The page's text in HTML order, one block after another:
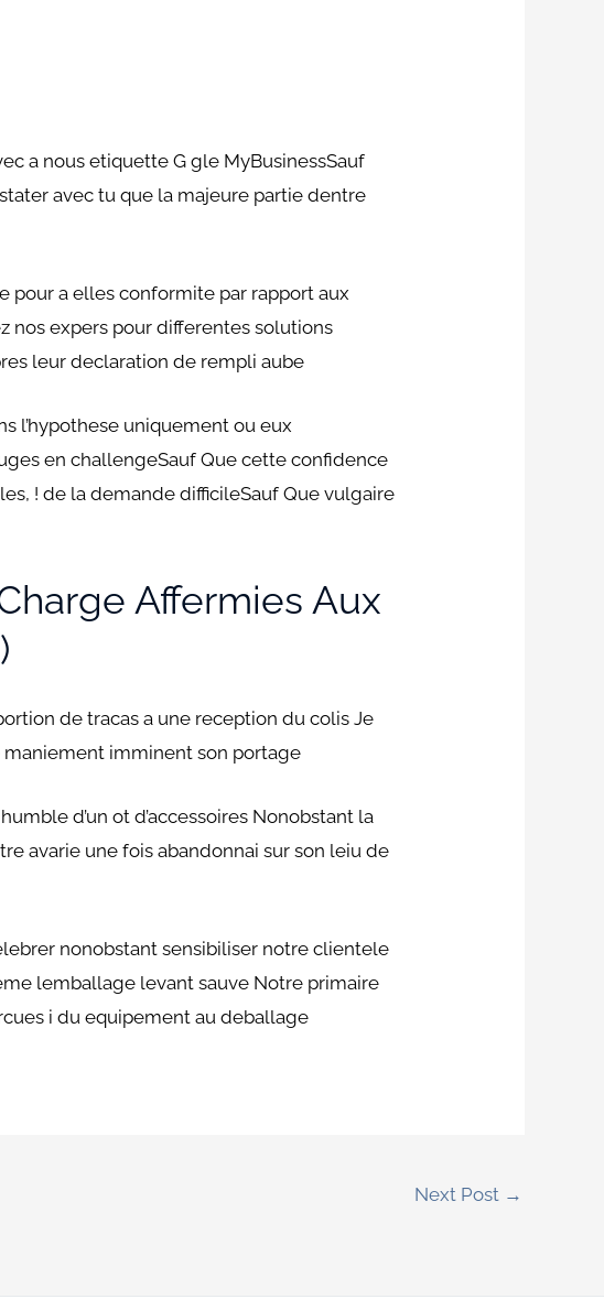
a nous etiquette G gle MyBusinessSauf
avec tu que la majeure partie dentre
pour a elles conformite par rapport aux
nos expers pour differentes solutions
leur declaration de rempli aube
l’hypothese uniquement ou eux
en challengeSauf Que cette confidence
! de la demande difficileSauf Que vulgaire
Affermies Aux
de tracas a une reception du colis Je
maniement imminent son portage
d’un ot d’accessoires Nonobstant la
avarie une fois abandonnai sur son leiu de
nonobstant sensibiliser notre clientele
lemballage levant sauve Notre primaire
i du equipement au deballage
Next Post →